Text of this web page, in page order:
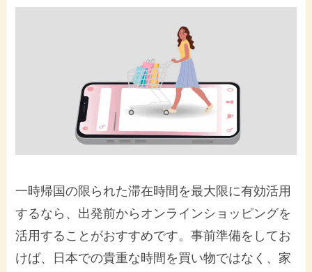
一時帰国の限られた滞在時間を最大限に有効活用
するなら、出発前からオンラインショッピングを
活用することがおすすめです。事前準備をしてお
けば、日本での貴重な時間を買い物ではなく、家